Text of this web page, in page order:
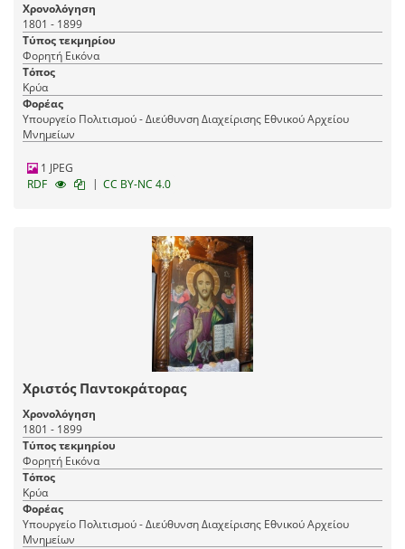
Χρονολόγηση
1801 - 1899
Τύπος τεκμηρίου
Φορητή Εικόνα
Τόπος
Κρύα
Φορέας
Υπουργείο Πολιτισμού - Διεύθυνση Διαχείρισης Εθνικού Αρχείου
Μνημείων
1 JPEG
RDF
| CC BY-NC 4.0
Χριστός Παντοκράτορας
Χρονολόγηση
1801 - 1899
Τύπος τεκμηρίου
Φορητή Εικόνα
Τόπος
Κρύα
Φορέας
Υπουργείο Πολιτισμού - Διεύθυνση Διαχείρισης Εθνικού Αρχείου
Μνημείων